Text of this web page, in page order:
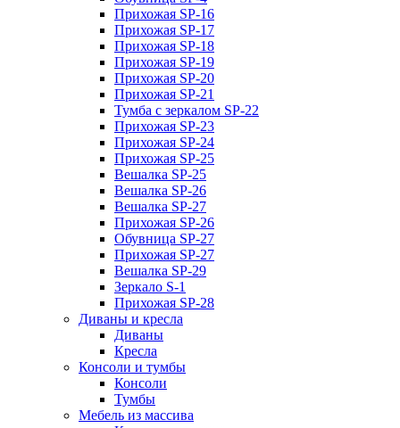
Прихожая SP-16
Прихожая SP-17
Прихожая SP-18
Прихожая SP-19
Прихожая SP-20
Прихожая SP-21
Тумба с зеркалом SP-22
Прихожая SP-23
Прихожая SP-24
Прихожая SP-25
Вешалка SP-25
Вешалка SP-26
Вешалка SP-27
Прихожая SP-26
Обувница SP-27
Прихожая SP-27
Вешалка SP-29
Зеркало S-1
Прихожая SP-28
Диваны и кресла
Диваны
Кресла
Консоли и тумбы
Консоли
Тумбы
Мебель из массива